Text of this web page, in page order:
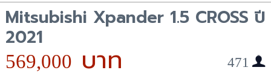
Mitsubishi Xpander 1.5 CROSS ปี
2021
569,000 471